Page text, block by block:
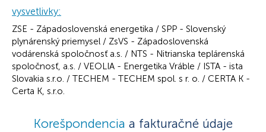
vysvetlivky:
ZSE - Západoslovenská energetika / SPP - Slovenský
plynárenský priemysel / ZsVS - Západoslovenská
vodárenská spoločnosť a.s. / NTS - Nitrianska teplárenská
spoločnosť, a.s. / VEOLIA - Energetika Vráble / ISTA - ista
Slovakia s.r.o. / TECHEM - TECHEM spol. s r. o. / CERTA K -
Certa K, s.r.o.
Korešpondencia a fakturačné údaje